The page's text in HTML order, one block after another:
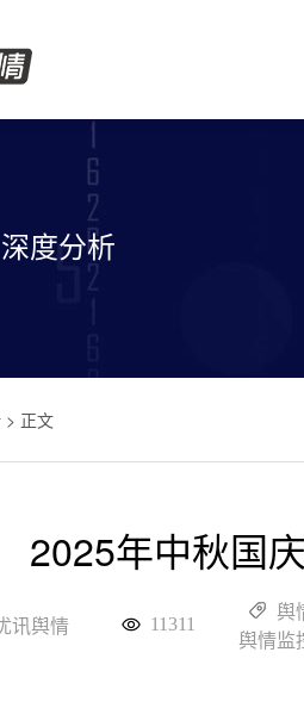
深度分析
> 正文
2025年中秋国
讯舆情 11311
舆
舆情监